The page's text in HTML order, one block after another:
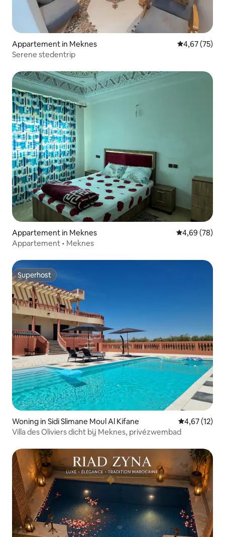
Appartement in Meknes Gemiddelde
4,67 (75)
Serene stedentrip
Appartement in Meknes Gemiddelde
4,69 (78)
Appartement • Meknes
Superhost
Superhost
Woning in Sidi Slimane Moul Al Kifane Gemiddelde
4,67 (12)
Villa des Oliviers dicht bij Meknes, privézwembad